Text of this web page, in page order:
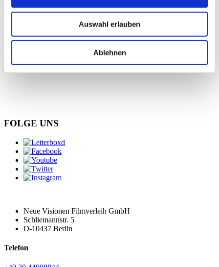
Auswahl erlauben
Ablehnen
Galerie
FOLGE UNS
Neue Visionen Filmverleih GmbH
Schliemannstr. 5
D-10437 Berlin
Telefon